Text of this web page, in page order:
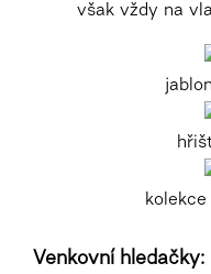
však vždy na
Venkovní hledačky: